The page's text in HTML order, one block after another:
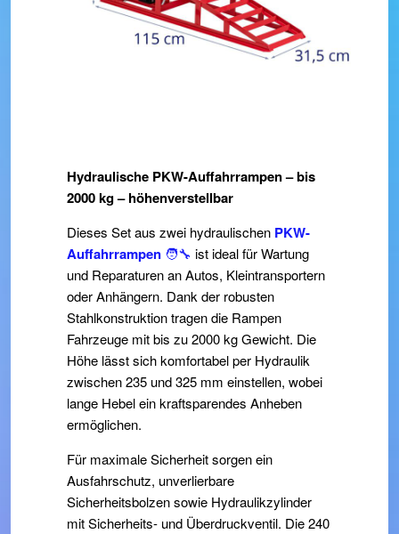
Hydraulische PKW-Auffahrrampen – bis
2000 kg – höhenverstellbar
Dieses Set aus zwei hydraulischen PKW-
Auffahrrampen 🧑‍🔧 ist ideal für Wartung
und Reparaturen an Autos, Kleintransportern
oder Anhängern. Dank der robusten
Stahlkonstruktion tragen die Rampen
Fahrzeuge mit bis zu 2000 kg Gewicht. Die
Höhe lässt sich komfortabel per Hydraulik
zwischen 235 und 325 mm einstellen, wobei
lange Hebel ein kraftsparendes Anheben
ermöglichen.
Für maximale Sicherheit sorgen ein
Ausfahrschutz, unverlierbare
Sicherheitsbolzen sowie Hydraulikzylinder
mit Sicherheits- und Überdruckventil. Die 240